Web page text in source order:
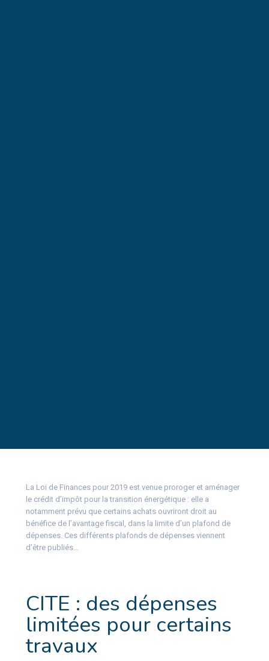
La Loi de Finances pour 2019 est venue proroger et aménager
le crédit d’impôt pour la transition énergétique : elle a
notamment prévu que certains achats ouvriront droit au
bénéfice de l’avantage fiscal, dans la limite d’un plafond de
dépenses. Ces différents plafonds de dépenses viennent
d’être publiés…
CITE : des dépenses
limitées pour certains
travaux